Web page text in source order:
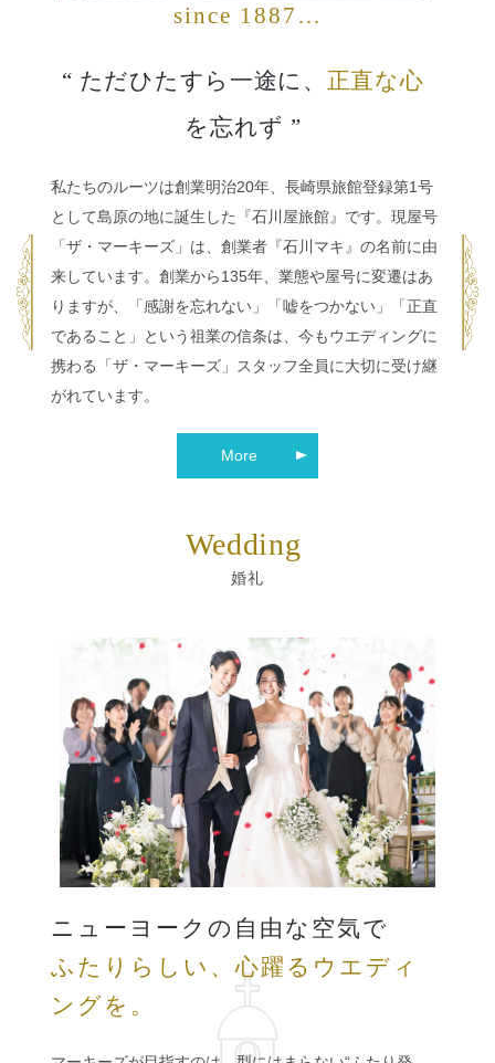
since 1887…
“ ただひたすら一途に、 正直な心
を忘れず ”
私たちのルーツは創業明治20年、長崎県旅館登録第1号
として島原の地に誕生した『石川屋旅館』です。現屋号
「ザ・マーキーズ」は、創業者『石川マキ』の名前に由
来しています。創業から135年、業態や屋号に変遷はあ
りますが、「感謝を忘れない」「嘘をつかない」「正直
であること」という祖業の信条は、今もウエディングに
携わる「ザ・マーキーズ」スタッフ全員に大切に受け継
がれています。
More
Wedding
婚礼
ニューヨークの自由な空気で
ふたりらしい、心躍るウエディ
ングを。